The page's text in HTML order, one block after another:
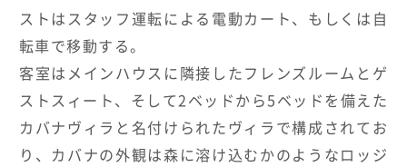
ストはスタッフ運転による電動カート、もしくは自
転車で移動する。
客室はメインハウスに隣接したフレンズルームとゲ
ストスィート、そして2ベッドから5ベッドを備えた
カバナヴィラと名付けられたヴィラで構成されてお
り、カバナの外観は森に溶け込むかのようなロッジ